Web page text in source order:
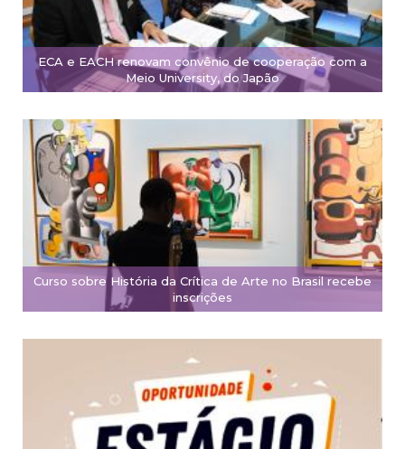
ECA e EACH renovam convênio de cooperação com a
Meio University, do Japão
Curso sobre História da Crítica de Arte no Brasil recebe
inscrições